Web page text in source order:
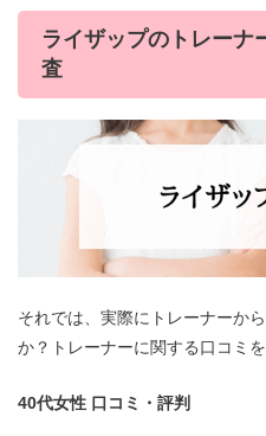
ライザップのトレーナ
査
それでは、実際にトレーナーか
か？トレーナーに関する口コミ
40代女性 口コミ・評判